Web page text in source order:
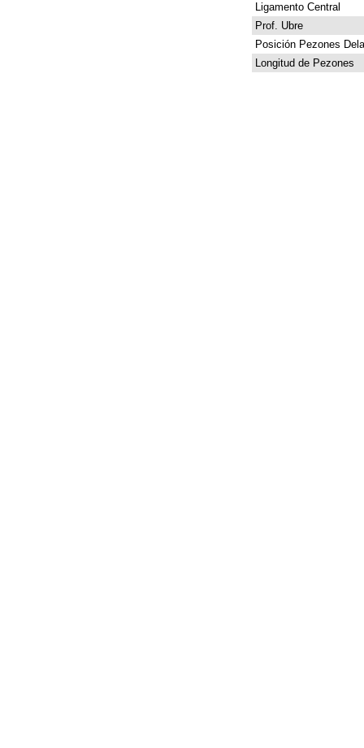
Ligamento Central
Prof. Ubre
Posición Pezones
Longitud de Pezones